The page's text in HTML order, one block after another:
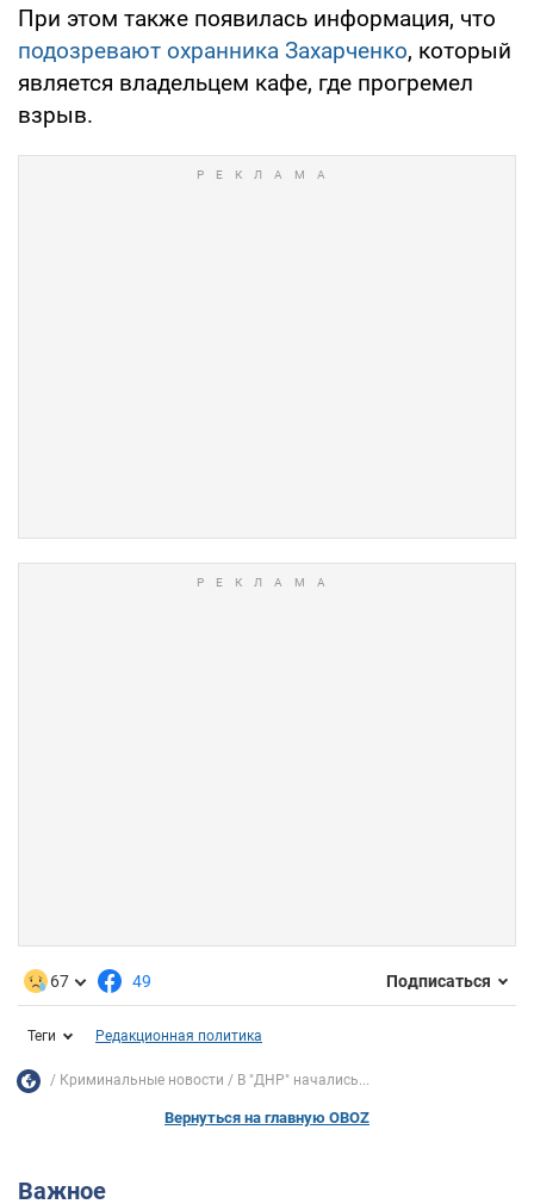
При этом также появилась информация, что
подозревают охранника Захарченко, который
является владельцем кафе, где прогремел
взрыв.
67 49 Подписаться
Теги Редакционная политика
Криминальные новости В "ДНР" начались...
Вернуться на главную OBOZ
Важное